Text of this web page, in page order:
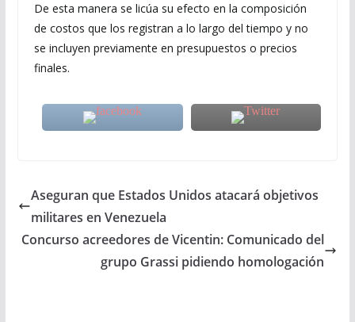
De esta manera se licúa su efecto en la composición
de costos que los registran a lo largo del tiempo y no
se incluyen previamente en presupuestos o precios
finales.
Aseguran que Estados Unidos atacará objetivos
militares en Venezuela
Concurso acreedores de Vicentin: Comunicado del
grupo Grassi pidiendo homologación